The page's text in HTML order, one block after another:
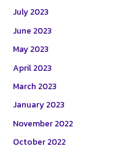
July 2023
June 2023
May 2023
April 2023
March 2023
January 2023
November 2022
October 2022